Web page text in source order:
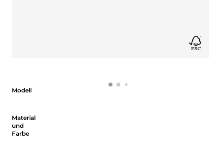
Modell
Material
und
Farbe